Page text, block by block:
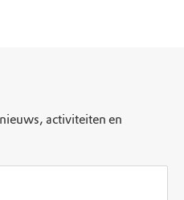
activiteiten en